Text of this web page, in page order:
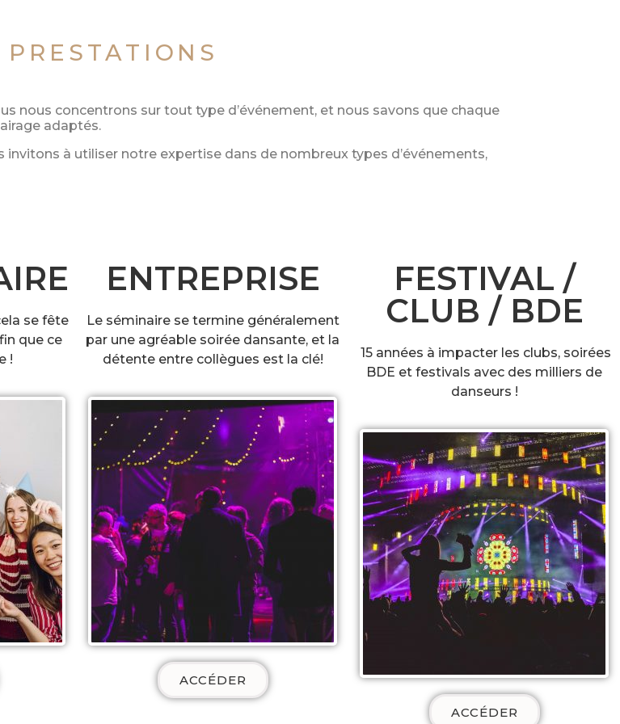
PRESTATIONS
nous concentrons sur tout type d’événement, et nous savons que chaque
adaptés.
à utiliser notre expertise dans de nombreux types d’événements,
se fête
que ce
!
ENTREPRISE
Le séminaire se termine généralement
par une agréable soirée dansante, et la
détente entre collègues est la clé!
ACCÉDER
FESTIVAL /
CLUB / BDE
15 années à impacter les clubs, soirées
BDE et festivals avec des milliers de
danseurs !
ACCÉDER